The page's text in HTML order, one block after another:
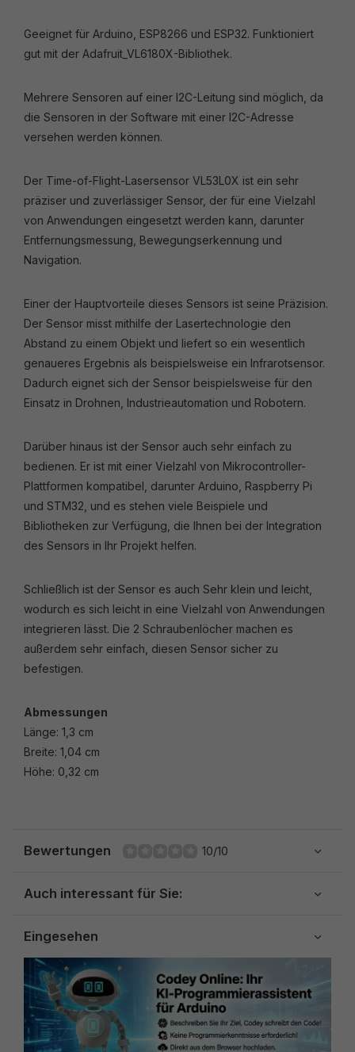
Geeignet für Arduino, ESP8266 und ESP32. Funktioniert
gut mit der Adafruit_VL6180X-Bibliothek.
Mehrere Sensoren auf einer I2C-Leitung sind möglich, da
die Sensoren in der Software mit einer I2C-Adresse
versehen werden können.
Der Time-of-Flight-Lasersensor VL53L0X ist ein sehr
präziser und zuverlässiger Sensor, der für eine Vielzahl
von Anwendungen eingesetzt werden kann, darunter
Entfernungsmessung, Bewegungserkennung und
Navigation.
Einer der Hauptvorteile dieses Sensors ist seine Präzision.
Der Sensor misst mithilfe der Lasertechnologie den
Abstand zu einem Objekt und liefert so ein wesentlich
genaueres Ergebnis als beispielsweise ein Infrarotsensor.
Dadurch eignet sich der Sensor beispielsweise für den
Einsatz in Drohnen, Industrieautomation und Robotern.
Darüber hinaus ist der Sensor auch sehr einfach zu
bedienen. Er ist mit einer Vielzahl von Mikrocontroller-
Plattformen kompatibel, darunter Arduino, Raspberry Pi
und STM32, und es stehen viele Beispiele und
Bibliotheken zur Verfügung, die Ihnen bei der Integration
des Sensors in Ihr Projekt helfen.
Schließlich ist der Sensor es auch Sehr klein und leicht,
wodurch es sich leicht in eine Vielzahl von Anwendungen
integrieren lässt. Die 2 Schraubenlöcher machen es
außerdem sehr einfach, diesen Sensor sicher zu
befestigen.
Abmessungen
Länge: 1,3 cm
Breite: 1,04 cm
Höhe: 0,32 cm
Bewertungen 10/10
Auch interessant für Sie:
Eingesehen